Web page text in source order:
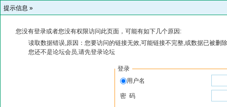
提示信息 »
您没有登录或者您没有权限访问此页面，可能有如下几个原因:
读取数据错误,原因：您要访问的链接无效,可能链接不完整,或数据已被删
您还不是论坛会员,请先登录论坛
登录
用户名
密 码